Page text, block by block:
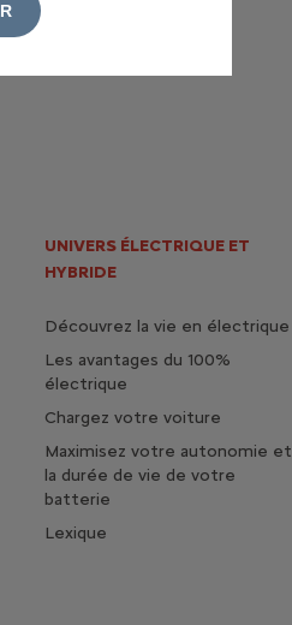
UNIVERS ÉLECTRIQUE ET
HYBRIDE
Découvrez la vie en électrique
Les avantages du 100%
électrique
Chargez votre voiture
Maximisez votre autonomie et
la durée de vie de votre
batterie
Lexique